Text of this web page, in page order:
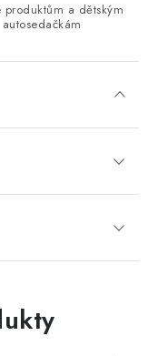
produktům a dětským
autosedačkám